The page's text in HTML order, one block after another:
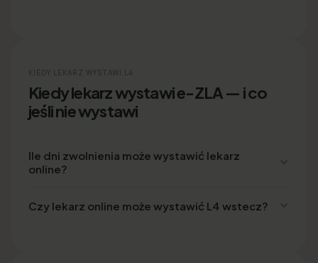
KIEDY LEKARZ WYSTAWI L4
Kiedy lekarz wystawi e-ZLA — i co
jeśli nie wystawi
Ile dni zwolnienia może wystawić lekarz
online?
Czy lekarz online może wystawić L4 wstecz?